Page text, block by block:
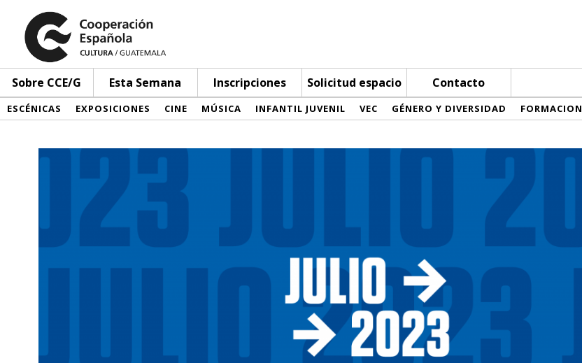
Sobre CCE/G Esta Semana Inscripciones Solicitud espacio Contacto
ESCÉNICAS EXPOSICIONES CINE MÚSICA INFANTIL JUVENIL VEC GÉNERO Y DIVERSIDAD FORMACION